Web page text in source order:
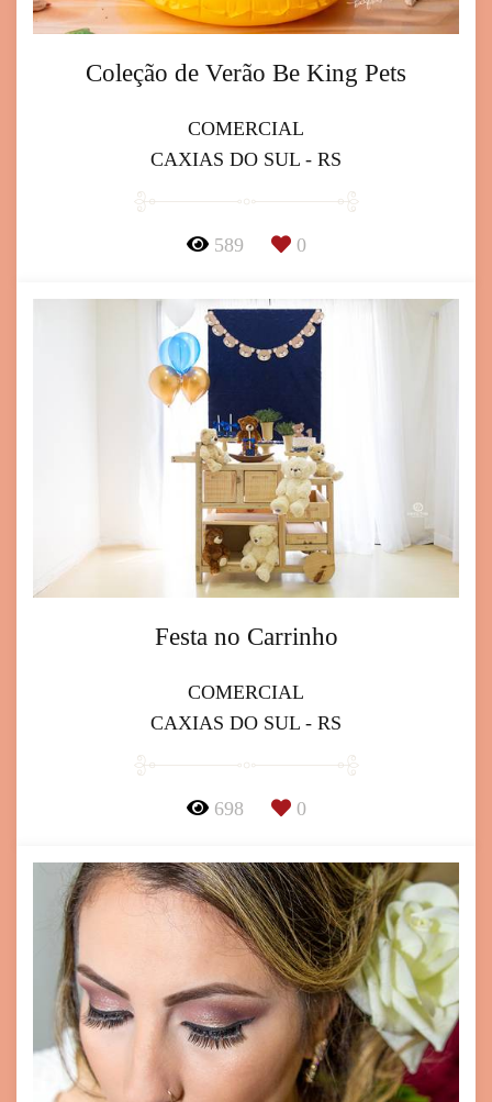
Coleção de Verão Be King Pets
COMERCIAL
CAXIAS DO SUL - RS
589 0
Festa no Carrinho
COMERCIAL
CAXIAS DO SUL - RS
698 0